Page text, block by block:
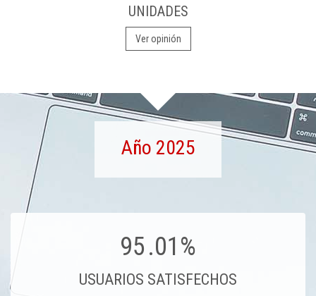
UNIDADES
Ver opinión
Año 2025
95.01%
USUARIOS SATISFECHOS